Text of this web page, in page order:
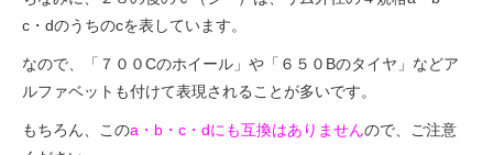
c・dのうちのcを表しています。
なので、「７００Cのホイール」や「６５０Bのタイヤ」などア
ルファベットも付けて表現されることが多いです。
もちろん、このa・b・c・dにも互換はありませんので、ご注意